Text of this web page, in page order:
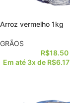
Arroz vermelho 1kg
GRÃOS
R$18.50
Em até 3x de R$6.17